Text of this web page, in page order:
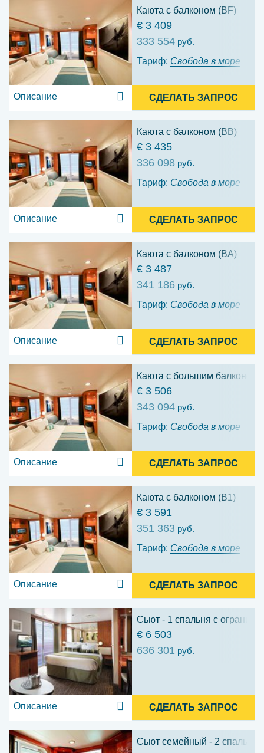
Каюта с балконом (BF)
€ 3 409
333 554 руб.
Тариф: Свобода в море
Описание СДЕЛАТЬ ЗАПРОС
Каюта с балконом (BB)
€ 3 435
336 098 руб.
Тариф: Свобода в море
Описание СДЕЛАТЬ ЗАПРОС
Каюта с балконом (BA)
€ 3 487
341 186 руб.
Тариф: Свобода в море
Описание СДЕЛАТЬ ЗАПРОС
Каюта с большим балконом
€ 3 506
343 094 руб.
Тариф: Свобода в море
Описание СДЕЛАТЬ ЗАПРОС
Каюта с балконом (B1)
€ 3 591
351 363 руб.
Тариф: Свобода в море
Описание СДЕЛАТЬ ЗАПРОС
Сьют - 1 спальня с
€ 6 503
636 301 руб.
Описание СДЕЛАТЬ ЗАПРОС
Сьют семейный - 2 спальни